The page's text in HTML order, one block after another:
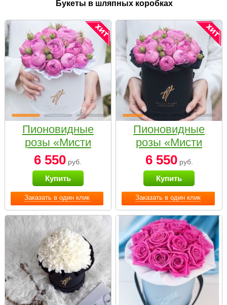
Букеты в шляпных коробках
Заказать в один клик
Пионовидные
розы «Мисти
бабблс» в белой
коробке Small
6 550 руб.
Купить
Заказать в один клик
Пионовидные
розы «Мисти
бабблс» в
черной коробке
Small
6 550руб.
Купить